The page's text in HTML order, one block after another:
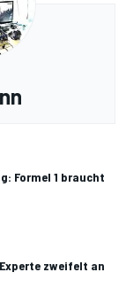
Formel 1 braucht
zweifelt an